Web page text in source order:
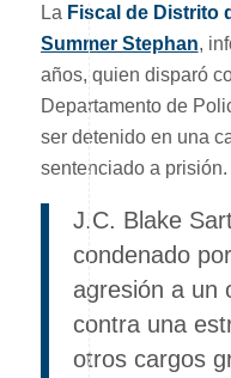
La Fiscal de Distrito
Summer Stephan,
años, quien disparó
Departamento de
ser detenido en una
sentenciado a prisión.
J.C. Blake
condenado
agresión a un
contra una
otros cargos